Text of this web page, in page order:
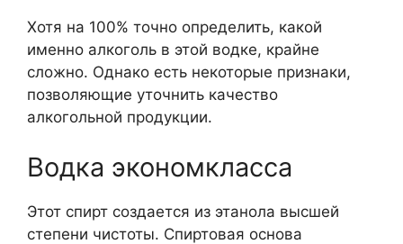
Хотя на 100% точно определить, какой
именно алкоголь в этой водке, крайне
сложно. Однако есть некоторые признаки,
позволяющие уточнить качество
алкогольной продукции.
Водка экономкласса
Этот спирт создается из этанола высшей
степени чистоты. Спиртовая основа